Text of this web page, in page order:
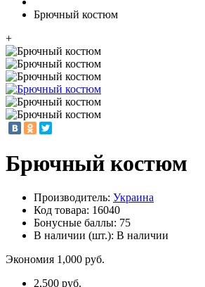
Брючный костюм
+
Брючный костюм
Производитель: Украина
Код товара: 16040
Бонусные баллы: 75
В наличии (шт.): В наличии
Экономия 1,000 руб.
2,500 руб.